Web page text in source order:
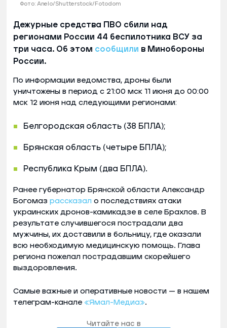
Фото: Anelo/Shutterstock/Fotodom
Дежурные средства ПВО сбили над
регионами России 44 беспилотника ВСУ за
три часа. Об этом сообщили в Минобороны
России.
По информации ведомства, дроны были
уничтожены в период с 21:00 мск 11 июня до 00:00
мск 12 июня над следующими регионами:
Белгородская область (38 БПЛА);
Брянская область (четыре БПЛА);
Республика Крым (два БПЛА).
Ранее губернатор Брянской области Александр
Богомаз рассказал о последствиях атаки
украинских дронов-камикадзе в селе Брахлов. В
результате случившегося пострадали два
мужчины, их доставили в больницу, где оказали
всю необходимую медицинскую помощь. Глава
региона пожелал пострадавшим скорейшего
выздоровления.
Самые важные и оперативные новости — в нашем
телеграм-канале «Ямал-Медиа».
Читайте нас в